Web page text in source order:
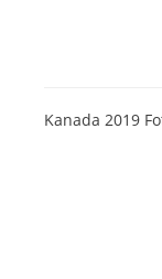
Kanada 2019